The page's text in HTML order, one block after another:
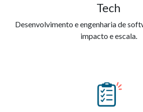
Tech
Desenvolvimento e engenharia de
impacto e escala.